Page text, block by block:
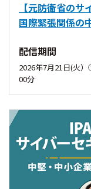
【元防衛省のサ
国際緊張関係の
配信期間
2026年7月21日(火
00分